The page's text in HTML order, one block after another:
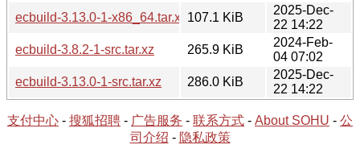
ecbuild-3.13.0-1-x86_64.tar.xz 107.1 KiB
2025-Dec-
22 14:22
ecbuild-3.8.2-1-src.tar.xz
265.9 KiB
2024-Feb-
04 07:02
ecbuild-3.13.0-1-src.tar.xz
286.0 KiB
2025-Dec-
22 14:22
支付中心 - 搜狐招聘 - 广告服务 - 联系方式 - About SOHU - 公
司介绍 - 隐私政策